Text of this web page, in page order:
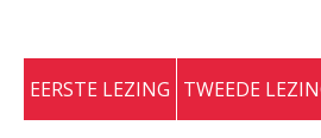
EERSTE LEZING TWEEDE